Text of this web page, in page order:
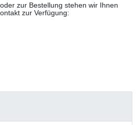
zur Bestellung stehen wir Ihnen
zur Verfügung: